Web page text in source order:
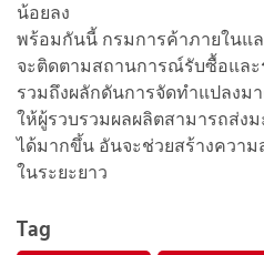
น้อยลง
พร้อมกันนี้ กรมการค้าภายในแ
จะติดตามสถานการณ์รับซื้อแล
รวมถึงผลักดันการจัดทำแปลงม
ให้ผู้รวบรวมผลผลิตสามารถส่ง
ได้มากขึ้น อันจะช่วยสร้างควา
ในระยะยาว
Tag